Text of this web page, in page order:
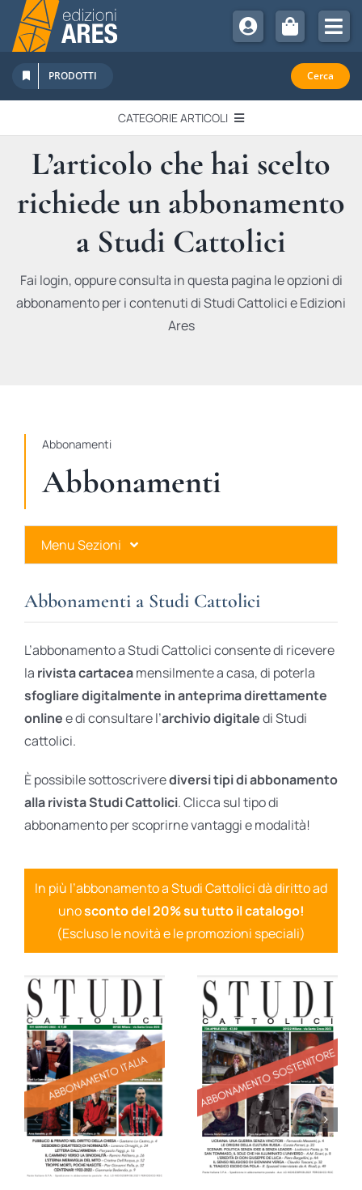
Salta
contenuto
Chi Siamo
Sostienici
Abbonamenti
Promozioni
Newsletter
PRODOTTI Cerca
CATEGORIE ARTICOLI
EDITORIALI
IN QUESTO NUMERO
RECENSIONI
L’articolo che hai scelto
richiede un abbonamento
a Studi Cattolici
Fai login, oppure consulta in questa pagina le opzioni di
abbonamento per i contenuti di Studi Cattolici e Edizioni
Ares
Abbonamenti
Abbonamenti
Menu Sezioni
Ares Gold
Ares Digital
Ares Gift Card
Abbonamenti a Studi Cattolici
L’abbonamento a Studi Cattolici consente di ricevere
la rivista cartaceamensilmente a casa, di poterla
sfogliare digitalmente in anteprima direttamente
onlinee di consultare l’archivio digitaledi Studi
cattolici.
È possibile sottoscriverediversi tipi di abbonamento
alla rivista Studi Cattolici. Clicca sul tipo di
abbonamento per scoprirne vantaggi e modalità!
In più l’abbonamento a Studi Cattolici dà diritto ad
unosconto del 20% su tutto il catalogo!
(Escluso le novità e le promozioni speciali)